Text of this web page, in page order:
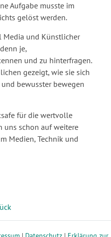
Aufgabe musste im
gelöst werden.
Media und Künstlicher
je,
und zu hinterfragen.
gezeigt, wie sie sich
bewusster bewegen
für die wertvolle
uns schon auf weitere
Medien, Technik und